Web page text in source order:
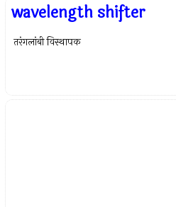
wavelength shifter
तरंगलांबी विस्थापक